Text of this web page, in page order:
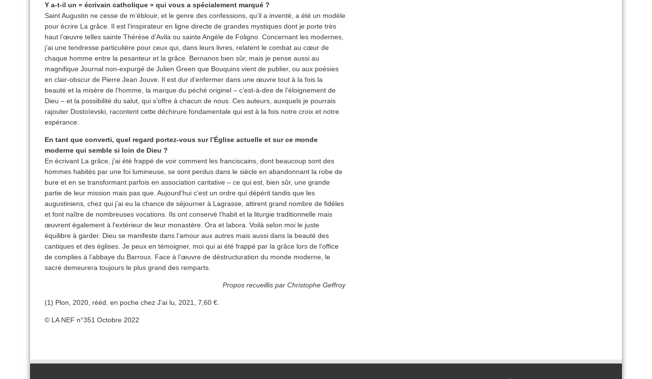
Y a-t-il un « écrivain catholique » qui vous a spécialement marqué ?
Saint Augustin ne cesse de m’éblouir, et le genre des confessions, qu’il a inventé, a été un modèle
pour écrire La grâce. Il est l’inspirateur en ligne directe de grandes mystiques dont je porte très
haut l’œuvre telles sainte Thérèse d’Avila ou sainte Angèle de Foligno. Concernant les modernes,
j’ai une tendresse particulière pour ceux qui, dans leurs livres, relatent le combat au cœur de
chaque homme entre la pesanteur et la grâce. Bernanos bien sûr, mais je pense aussi au
magnifique Journal non-expurgé de Julien Green que Bouquins vient de publier, ou aux poésies
en clair-obscur de Pierre Jean Jouve. Il est dur d’enfermer dans une œuvre tout à la fois la
beauté et la misère de l’homme, la marque du péché originel – c’est-à-dire de l’éloignement de
Dieu – et la possibilité du salut, qui s’offre à chacun de nous. Ces auteurs, auxquels je pourrais
rajouter Dostoïevski, racontent cette déchirure fondamentale qui est à la fois notre croix et notre
espérance.
En tant que converti, quel regard portez-vous sur l’Église actuelle et sur ce monde
moderne qui semble si loin de Dieu ?
En écrivant La grâce, j’ai été frappé de voir comment les franciscains, dont beaucoup sont des
hommes habités par une foi lumineuse, se sont perdus dans le siècle en abandonnant la robe de
bure et en se transformant parfois en association caritative – ce qui est, bien sûr, une grande
partie de leur mission mais pas que. Aujourd’hui c’est un ordre qui dépérit tandis que les
augustiniens, chez qui j’ai eu la chance de séjourner à Lagrasse, attirent grand nombre de fidèles
et font naître de nombreuses vocations. Ils ont conservé l’habit et la liturgie traditionnelle mais
œuvrent également à l’extérieur de leur monastère. Ora et labora. Voilà selon moi le juste
équilibre à garder. Dieu se manifeste dans l’amour aux autres mais aussi dans la beauté des
cantiques et des églises. Je peux en témoigner, moi qui ai été frappé par la grâce lors de l’office
de complies à l’abbaye du Barroux. Face à l’œuvre de déstructuration du monde moderne, le
sacré demeurera toujours le plus grand des remparts.
Propos recueillis par Christophe Geffroy
(1) Plon, 2020, rééd. en poche chez J’ai lu, 2021, 7,60 €.
© LA NEF n°351 Octobre 2022